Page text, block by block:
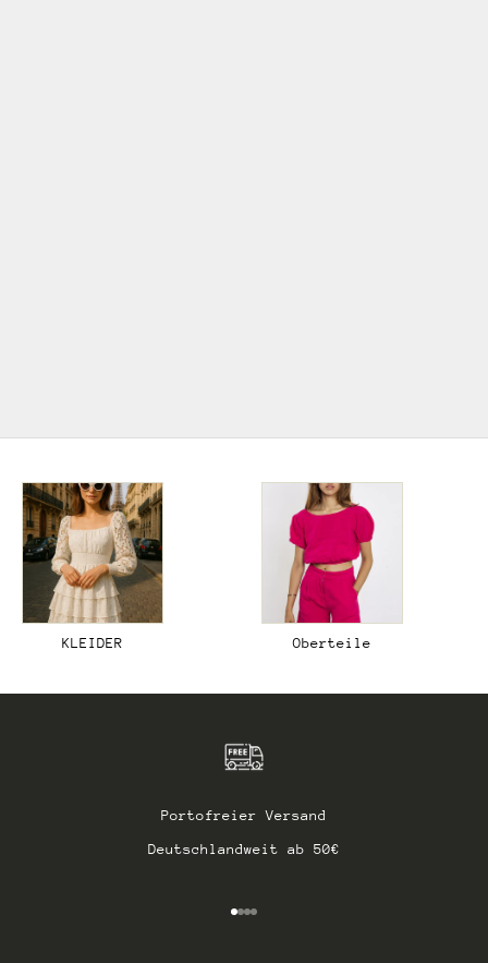
KLEIDER Oberteile
Portofreier Versand
Deutschlandweit ab 50€
Gehe zu Element 1
Gehe zu Element 2
Gehe zu Element 3
Gehe zu Element 4